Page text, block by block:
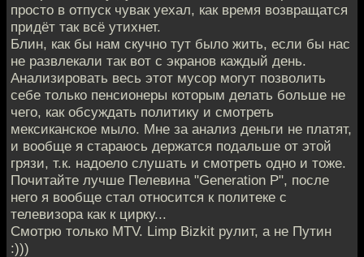
просто в отпуск чувак уехал, как время возвращатся
придёт так всё утихнет.
Блин, как бы нам скучно тут было жить, если бы нас
не развлекали так вот с экранов каждый день.
Анализировать весь этот мусор могут позволить
себе только пенсионеры которым делать больше не
чего, как обсуждать политику и смотреть
мексиканское мыло. Мне за анализ деньги не платят,
и вообще я стараюсь держатся подальше от этой
грязи, т.к. надоело слушать и смотреть одно и тоже.
Почитайте лучше Пелевина "Generation P", после
него я вообще стал относится к политеке с
телевизора как к цирку...
Смотрю только MTV. Limp Bizkit рулит, а не Путин
:)))